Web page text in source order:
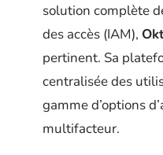
solution complète
des accès (IAM),
pertinent. Sa
centralisée des
gamme d’options
multifacteur.